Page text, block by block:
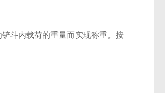
斗内载荷的重量而实现称重。按